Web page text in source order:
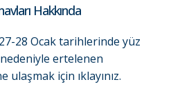
Hakkında
28 Ocak tarihlerinde yüz
ertelenen
ulaşmak için ıklayınız.